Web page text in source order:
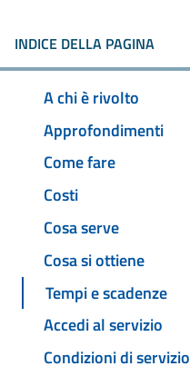
INDICE DELLA PAGINA
A chi è rivolto
Approfondimenti
Come fare
Costi
Cosa serve
Cosa si ottiene
Tempi e scadenze
Accedi al servizio
Condizioni di servizio